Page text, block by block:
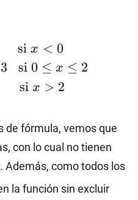
x ≤
si x < 0
3 si 0 ≤ x ≤ 2
si x > 2
de fórmula, vemos que
con lo cual no tienen
Además, como todos los
la función sin excluir